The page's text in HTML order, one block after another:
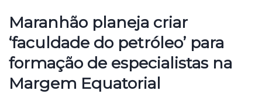
Maranhão planeja criar
‘faculdade do petróleo’ para
formação de especialistas na
Margem Equatorial